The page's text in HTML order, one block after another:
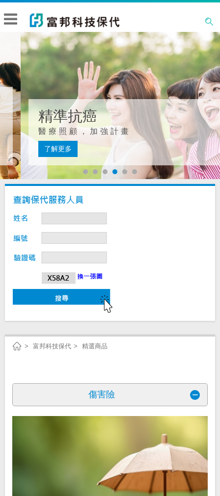
精準抗癌
醫療照顧，加強計畫
了解更多
精選商品
好康活動推薦
專業達人團隊
業務總處專業達人
多元業務發展處專業達人
公平待客專區
關於我們
富邦科技保代 精選商品
傷害險